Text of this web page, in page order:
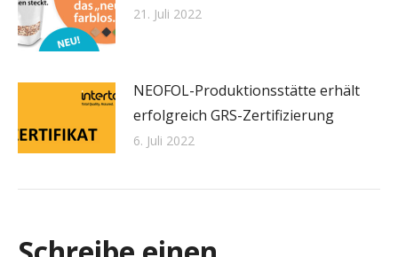
21. Juli 2022
NEOFOL-Produktionsstätte erhält
erfolgreich GRS-Zertifizierung
6. Juli 2022